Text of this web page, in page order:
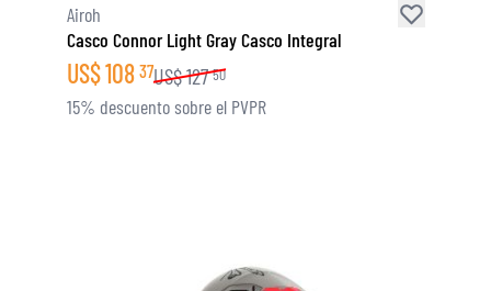
Airoh
Casco Connor Light Gray Casco Integral
US$108 37US$127 50
15% descuento sobre el PVPR